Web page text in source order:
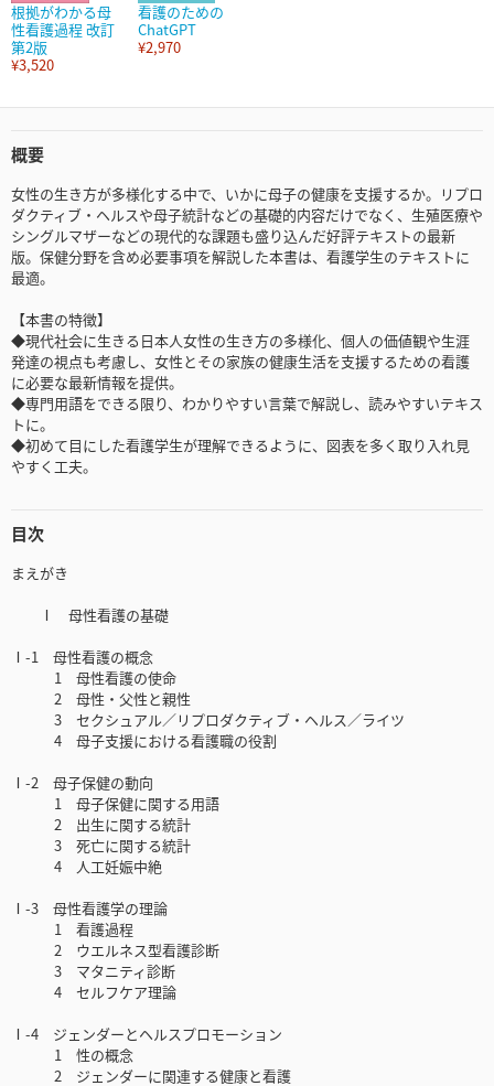
根拠がわかる母
性看護過程 改訂
第2版
¥3,520
看護のための
ChatGPT
¥2,970
概要
女性の生き方が多様化する中で、いかに母子の健康を支援するか。リプロ
ダクティブ・ヘルスや母子統計などの基礎的内容だけでなく、生殖医療や
シングルマザーなどの現代的な課題も盛り込んだ好評テキストの最新
版。保健分野を含め必要事項を解説した本書は、看護学生のテキストに
最適。
【本書の特徴】
◆現代社会に生きる日本人女性の生き方の多様化、個人の価値観や生涯
発達の視点も考慮し、女性とその家族の健康生活を支援するための看護
に必要な最新情報を提供。
◆専門用語をできる限り、わかりやすい言葉で解説し、読みやすいテキス
トに。
◆初めて目にした看護学生が理解できるように、図表を多く取り入れ見
やすく工夫。
目次
まえがき
Ⅰ 母性看護の基礎
Ⅰ-1 母性看護の概念
1 母性看護の使命
2 母性・父性と親性
3 セクシュアル／リプロダクティブ・ヘルス／ライツ
4 母子支援における看護職の役割
Ⅰ-2 母子保健の動向
1 母子保健に関する用語
2 出生に関する統計
3 死亡に関する統計
4 人工妊娠中絶
Ⅰ-3 母性看護学の理論
1 看護過程
2 ウエルネス型看護診断
3 マタニティ診断
4 セルフケア理論
Ⅰ-4 ジェンダーとヘルスプロモーション
1 性の概念
2 ジェンダーに関連する健康と看護